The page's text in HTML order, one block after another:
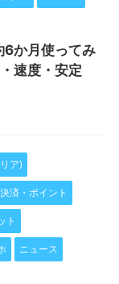
6か月使ってみ
速度・安定
ア)
済・ポイント
ト
ニュース